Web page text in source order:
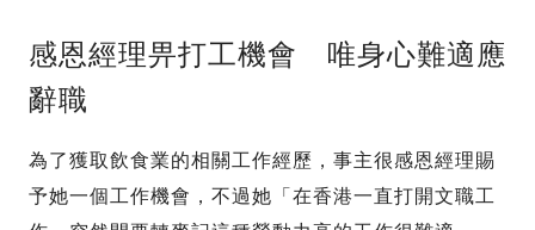
感恩經理畀打工機會 唯身心難適應
辭職
為了獲取飲食業的相關工作經歷，事主很感恩經理賜
予她一個工作機會，不過她「在香港一直打開文職工